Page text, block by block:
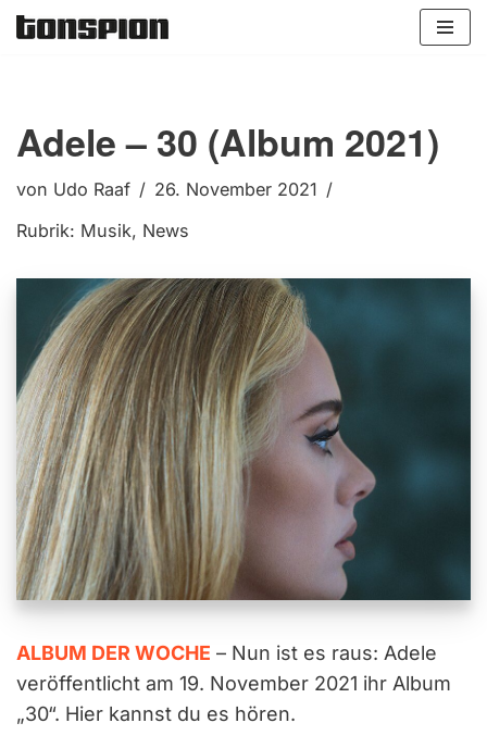
Adele – 30 (Album 2021)
von Udo Raaf
26. November 2021
Rubrik: Musik, News
ALBUM DER WOCHE – Nun ist es raus: Adele
veröffentlicht am 19. November 2021 ihr Album
„30“. Hier kannst du es hören.